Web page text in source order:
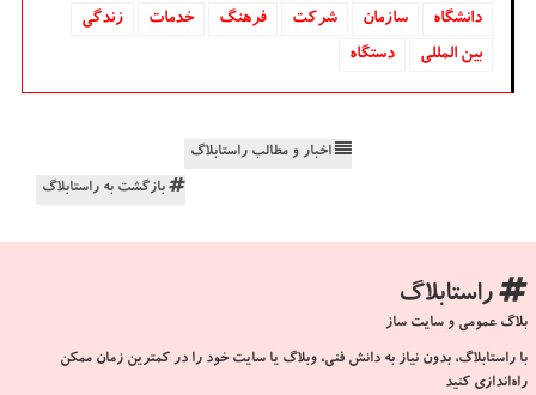
دانشگاه‌ سازمان شركت فرهنگ خدمات
زندگی
بین المللی
دستگاه
اخبار و مطالب راستابلاگ
بازگشت به راستابلاگ
راستابلاگ
بلاگ عمومی و سایت ساز
با راستابلاگ، بدون نیاز به دانش فنی، وبلاگ یا سایت خود را در کمترین زمان ممکن
راه‌اندازی کنید